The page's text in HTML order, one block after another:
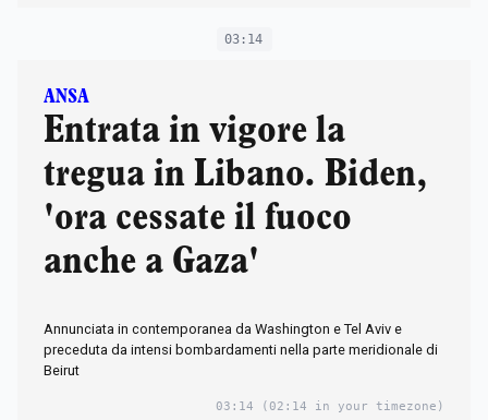
03:14
ANSA
Entrata in vigore la
tregua in Libano. Biden,
'ora cessate il fuoco
anche a Gaza'
Annunciata in contemporanea da Washington e Tel Aviv e
preceduta da intensi bombardamenti nella parte meridionale di
Beirut
03:14 (02:14 in your timezone)